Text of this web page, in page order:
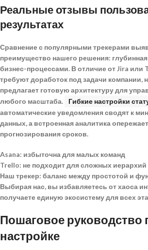
Реальные отзывы
результатах
Сравнение с популярными трекерами
преимущество нашего решения:
бизнес-процессами. В отличие от Jira или
требуют доработок под задачи компании,
предлагает готовую архитектуру для
любого масштаба.
Гибкие настройки
автоматические уведомления сводят к
данных, а встроенная аналитика
прогнозирования сроков.
Asana: избыточна для малых команд
Trello: не подходит для сложных иерархий
Наш трекер: баланс между простотой и
Выбирая нас, вы избавляетесь от хаоса
получаетеединую экосистему для всех
Пошаговое руководство
настройке